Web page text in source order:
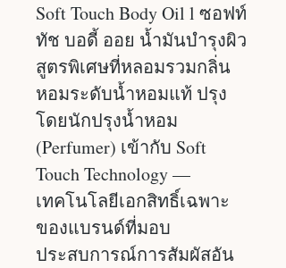
Soft Touch Body Oil l ซอฟท์
ทัช บอดี้ ออย น้ำมันบำรุงผิว
สูตรพิเศษที่หลอมรวมกลิ่น
หอมระดับน้ำหอมแท้ ปรุง
โดยนักปรุงน้ำหอม
(Perfumer) เข้ากับ Soft
Touch Technology —
เทคโนโลยีเอกสิทธิ์เฉพาะ
ของแบรนด์ที่มอบ
ประสบการณ์การสัมผัสอัน